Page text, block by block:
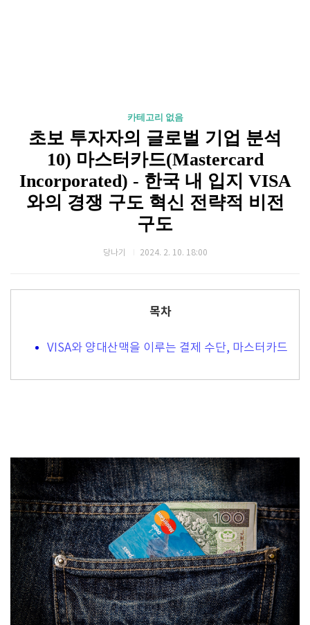
카테고리 없음
초보 투자자의 글로벌 기업 분석
10) 마스터카드(Mastercard
Incorporated) - 한국 내 입지 VISA
와의 경쟁 구도 혁신 전략적 비전
구도
당나기 2024. 2. 10. 18:00
목차
VISA와 양대산맥을 이루는 결제 수단, 마스터카드